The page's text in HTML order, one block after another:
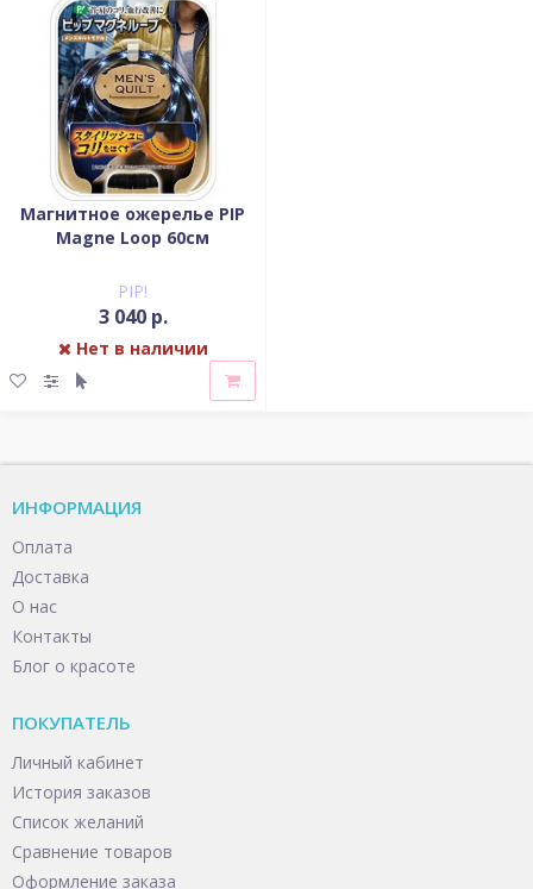
Магнитное ожерелье PIP
Magne Loop 60см
PIP!
3 040 р.
Нет в наличии
ИНФОРМАЦИЯ
Оплата
Доставка
О нас
Контакты
Блог о красоте
ПОКУПАТЕЛЬ
Личный кабинет
История заказов
Список желаний
Сравнение товаров
Оформление заказа